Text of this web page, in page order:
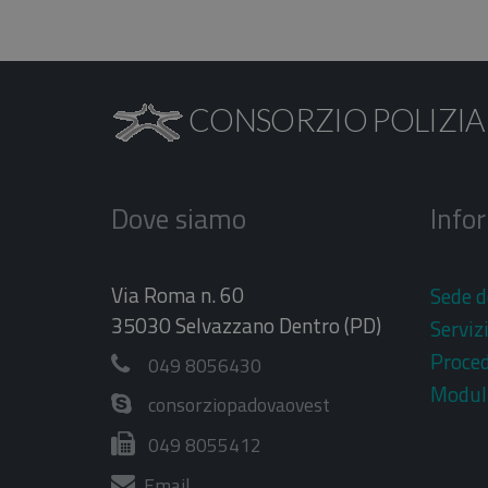
CONSORZIO
Dove siamo
Via Roma n. 60
35030 Selvazzano Dentro (PD)
049 8056430
consorziopadovaovest
049 8055412
Sede
Servizi